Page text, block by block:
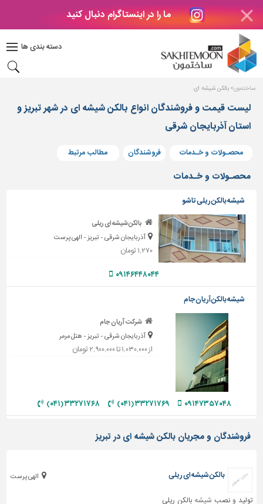
ما را در اینستاگرام دنبال کنید
دسته بندی ها
دکوراسیون
بتن
های
بتنی
درب
پنجره
مصالح
پله،
نرده
و
حفاظ
سنگ
سرویس
بهداشتی
ابزار،یراق
و
ماشین
برقی،روشنایی،ایمنی
محوطه
نما
ساخت
ساختمون بالکن شیشه ای
لیست قیمت و فروشندگان انواع بالکن شیشه ای در شهر تبریز و
استان آذربایجان شرقی
محصـولات و خـدمات فروشندگان مطالب مرتبط
محصـولات و خـدمات
شیشه بالکن ریلی تاشو
بالکن شیشه ای ریلی
آذربایجان شرقی - تبریز - الهی پرست
۱,۲۷۰ تومان
۰۹۱۴۶۴۴۸۰۴۴
شیشه بالکن آریان جام
شرکت آریان جام
آذربایجان شرقی - تبریز - هتل مرمر
از ۱,۰۳۰,۰۰۰ تا ۲,۹۰۰,۰۰۰ تومان
۰۹۱۴۷۳۵۷۰۴۸ ۳۳۲۷۱۷۶۹ (۰۴۱) ۳۳۲۷۱۷۶۸ (۰۴۱)
فروشندگان و مجریان بالکن شیشه ای در تبریز
الهی پرست بالکن شیشه ای ریلی
تولید و نصب شیشه بالکن ریلی